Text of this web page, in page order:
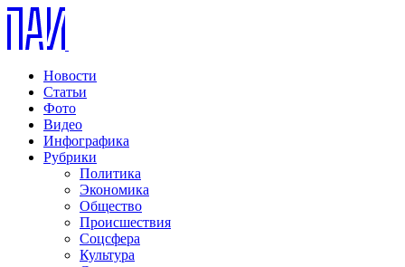
Новости
Статьи
Фото
Видео
Инфографика
Рубрики
Политика
Экономика
Общество
Происшествия
Соцсфера
Культура